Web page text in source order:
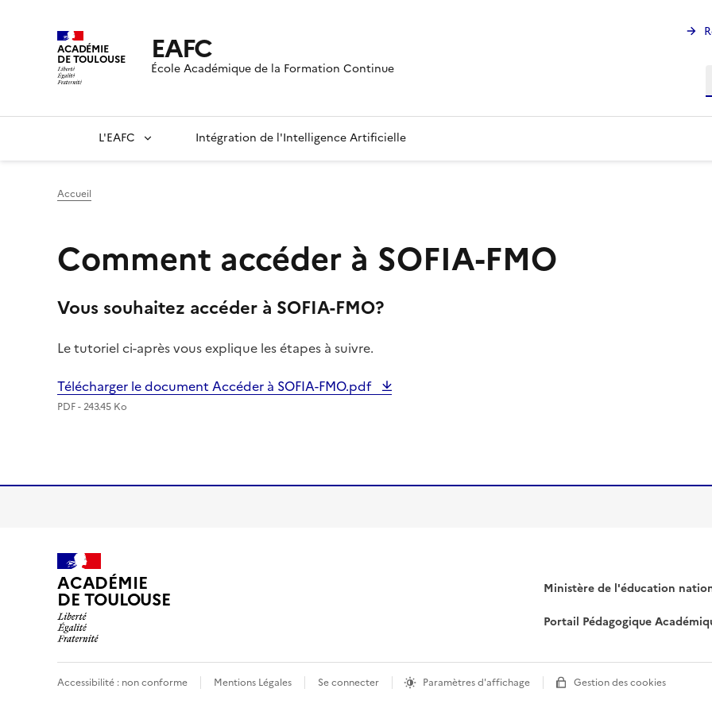
ACADÉMIE
DE TOULOUSE EAFC
École Académique de la Formation Continue
L'EAFC Intégration de l'Intelligence Artificielle
Accueil
Comment accéder à SOFIA-FMO
Vous souhaitez accéder à SOFIA-FMO?
Le tutoriel ci-après vous explique les étapes à suivre.
Télécharger le document Accéder à SOFIA-FMO.pdf
PDF - 243.45 Ko
ACADÉMIE
DE TOULOUSE Ministère de l'éducation
Portail Pédagogique
Accessibilité : non conforme Mentions Légales Se connecter Paramètres d'affichage Gestion des cookies